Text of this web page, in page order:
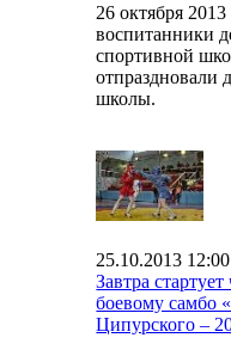
26 октября
воспитанники
спортивной
отпраздновали
школы.
25.10.2013 12:00
Завтра
боевому самбо
Ципурского –